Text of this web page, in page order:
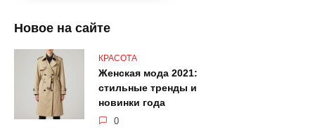
Новое на сайте
КРАСОТА
Женская мода 2021:
стильные тренды и
новинки года
0